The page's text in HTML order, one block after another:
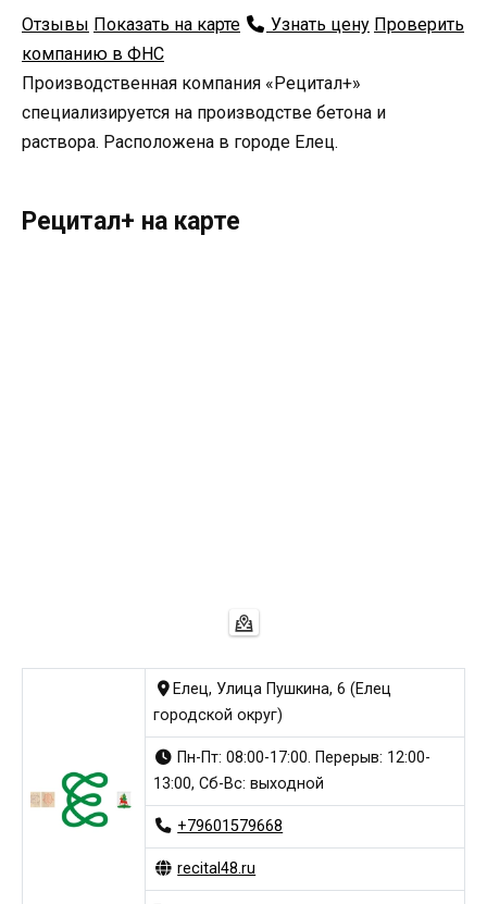
Отзывы Показать на карте Узнать цену Проверить
компанию в ФНС
Производственная компания «Рецитал+»
специализируется на производстве бетона и
раствора. Расположена в городе Елец.
Рецитал+ на карте
Елец, Улица Пушкина, 6 (Елец
городской округ)
Пн-Пт: 08:00-17:00. Перерыв: 12:00-
13:00, Сб-Вс: выходной
+79601579668
recital48.ru